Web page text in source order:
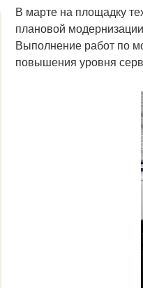
В марте на площадку
плановой
Выполнение работ по
повышения уровня